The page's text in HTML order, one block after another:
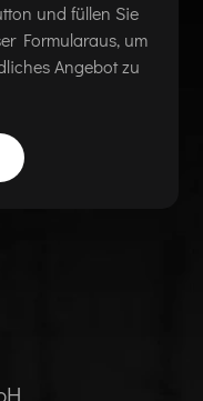
und füllen Sie
Formularaus, um
Angebot zu